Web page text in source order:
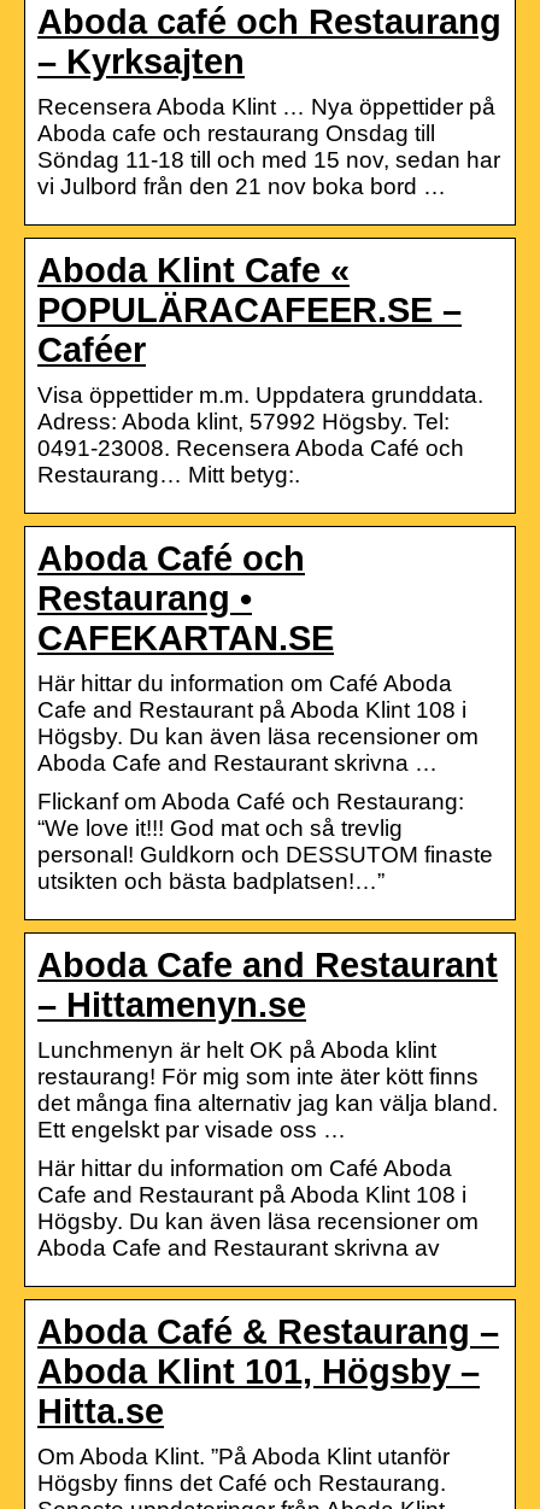
Aboda café och Restaurang
– Kyrksajten
Recensera Aboda Klint … Nya öppettider på
Aboda cafe och restaurang Onsdag till
Söndag 11-18 till och med 15 nov, sedan har
vi Julbord från den 21 nov boka bord …
Aboda Klint Cafe «
POPULÄRACAFEER.SE –
Caféer
Visa öppettider m.m. Uppdatera grunddata.
Adress: Aboda klint, 57992 Högsby. Tel:
0491-23008. Recensera Aboda Café och
Restaurang… Mitt betyg:.
Aboda Café och
Restaurang •
CAFEKARTAN.SE
Här hittar du information om Café Aboda
Cafe and Restaurant på Aboda Klint 108 i
Högsby. Du kan även läsa recensioner om
Aboda Cafe and Restaurant skrivna …
Flickanf om Aboda Café och Restaurang:
“We love it!!! God mat och så trevlig
personal! Guldkorn och DESSUTOM finaste
utsikten och bästa badplatsen!…”
Aboda Cafe and Restaurant
– Hittamenyn.se
Lunchmenyn är helt OK på Aboda klint
restaurang! För mig som inte äter kött finns
det många fina alternativ jag kan välja bland.
Ett engelskt par visade oss …
Här hittar du information om Café Aboda
Cafe and Restaurant på Aboda Klint 108 i
Högsby. Du kan även läsa recensioner om
Aboda Cafe and Restaurant skrivna av
Aboda Café & Restaurang –
Aboda Klint 101, Högsby –
Hitta.se
Om Aboda Klint. ”På Aboda Klint utanför
Högsby finns det Café och Restaurang.